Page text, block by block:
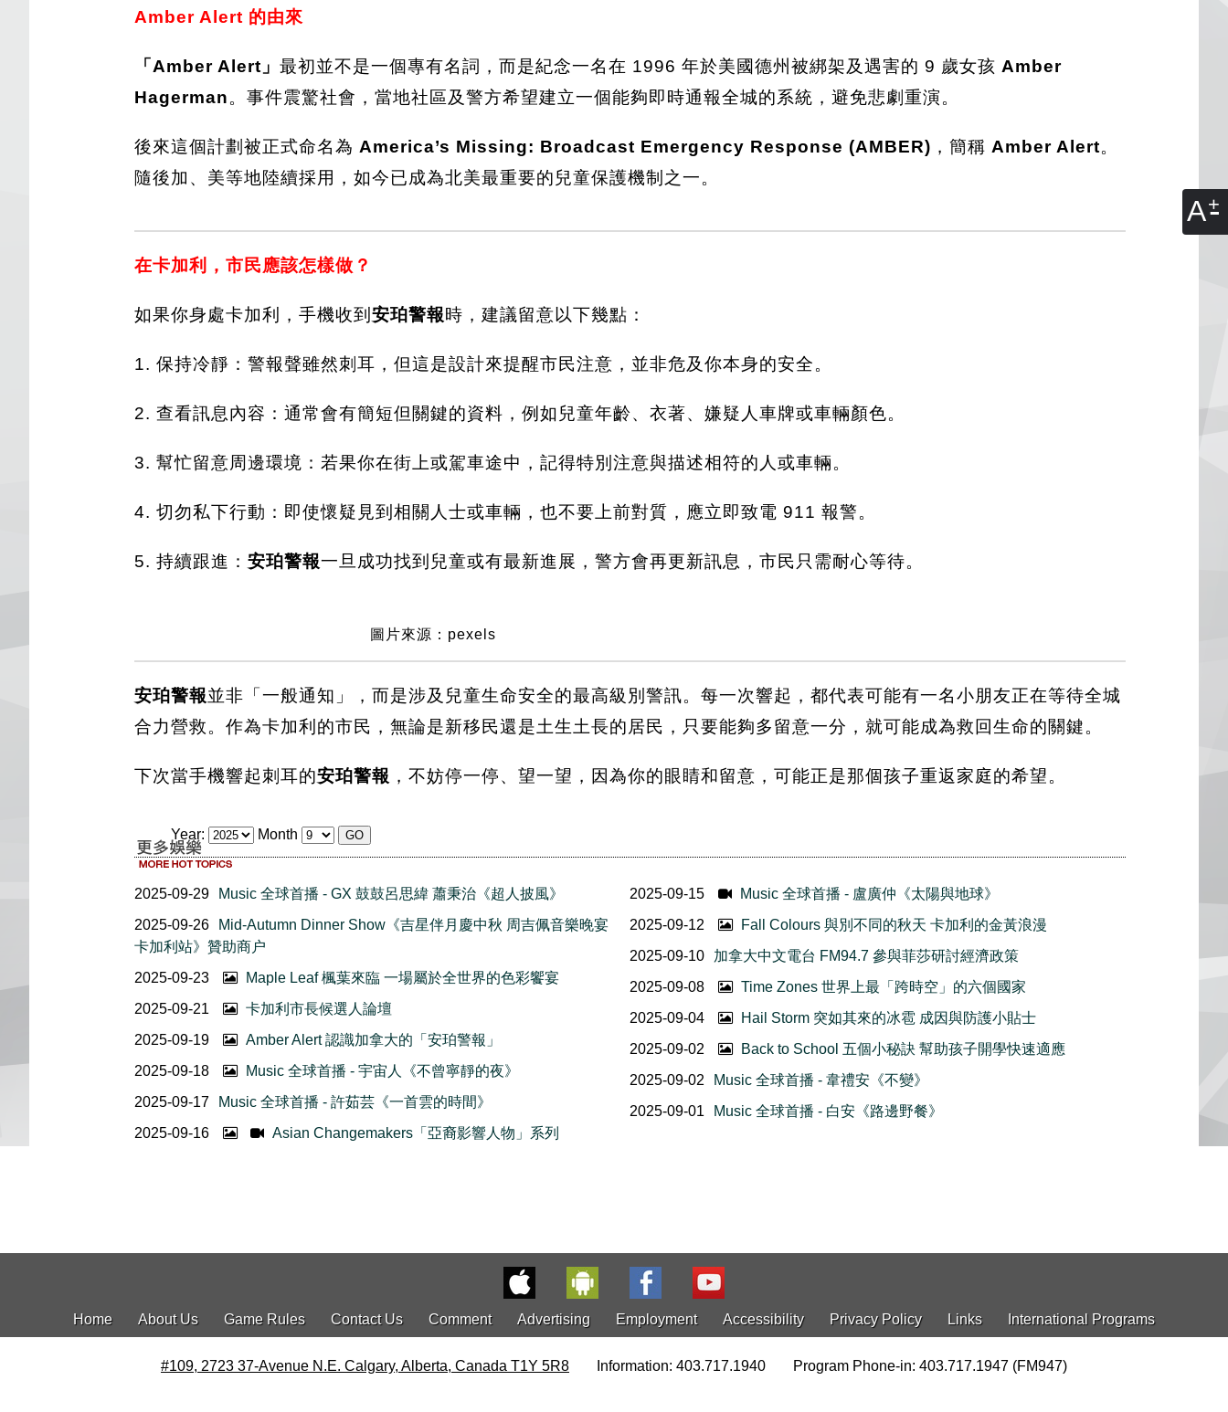
A
Amber Alert 的由來
「Amber Alert」 最初並不是一個專有名詞，而是紀念一名在 1996 年於美國德州被綁架及遇害的 9 歲女孩 Amber
Hagerman。事件震驚社會，當地社區及警方希望建立一個能夠即時通報全城的系統，避免悲劇重演。
後來這個計劃被正式命名為 America’s Missing: Broadcast Emergency Response (AMBER) ，簡稱 Amber Alert。
隨後加、美等地陸續採用，如今已成為北美最重要的兒童保護機制之一。
在卡加利，市民應該怎樣做？
如果你身處卡加利，手機收到 安珀警報時，建議留意以下幾點：
1. 保持冷靜： 警報聲雖然刺耳，但這是設計來提醒市民注意，並非危及你本身的安全。
2. 查看訊息內容： 通常會有簡短但關鍵的資料，例如兒童年齡、衣著、嫌疑人車牌或車輛顏色。
3. 幫忙留意周邊環境：若果你在街上或駕車途中，記得特別注意與描述相符的人或車輛。
4. 切勿私下行動：即使懷疑見到相關人士或車輛，也不要上前對質，應立即致電 911 報警。
5. 持續跟進： 安珀警報一旦成功找到兒童或有最新進展，警方會再更新訊息，市民只需耐心等待。
圖片來源：pexels
安珀警報並非「一般通知」，而是涉及兒童生命安全的最高級別警訊。每一次響起，都代表可能有一名小朋友正在等待全城
合力營救。作為卡加利的市民，無論是新移民還是土生土長的居民，只要能夠多留意一分，就可能成為救回生命的關鍵。
下次當手機響起刺耳的安珀警報 ，不妨停一停、望一望，因為你的眼睛和留意，可能正是那個孩子重返家庭的希望。
Year: Month
2025-09-29
Music 全球首播 - GX 鼓鼓呂思緯 蕭秉治《超人披風》
2025-09-26
Mid-Autumn Dinner Show《吉星伴月慶中秋 周吉佩音樂晚宴
卡加利站》贊助商户
2025-09-23
Maple Leaf 楓葉來臨 一場屬於全世界的色彩饗宴
2025-09-21
卡加利市長候選人論壇
2025-09-19
Amber Alert 認識加拿大的「安珀警報」
2025-09-18
Music 全球首播 - 宇宙人《不曾寧靜的夜》
2025-09-17
Music 全球首播 - 許茹芸《一首雲的時間》
2025-09-16
Asian Changemakers「亞裔影響人物」系列
2025-09-15
Music 全球首播 - 盧廣仲《太陽與地球》
2025-09-12
Fall Colours 與別不同的秋天 卡加利的金黃浪漫
2025-09-10
加拿大中文電台 FM94.7 參與菲莎研討經濟政策
2025-09-08
Time Zones 世界上最「跨時空」的六個國家
2025-09-04
Hail Storm 突如其來的冰雹 成因與防護小貼士
2025-09-02
Back to School 五個小秘訣 幫助孩子開學快速適應
2025-09-02
Music 全球首播 - 韋禮安《不變》
2025-09-01
Music 全球首播 - 白安《路邊野餐》
Home About Us Game Rules Contact Us Comment Advertising Employment Accessibility Privacy Policy Links International Programs
#109, 2723 37-Avenue N.E. Calgary, Alberta, Canada T1Y 5R8 Information: 403.717.1940 Program Phone-in: 403.717.1947 (FM947)